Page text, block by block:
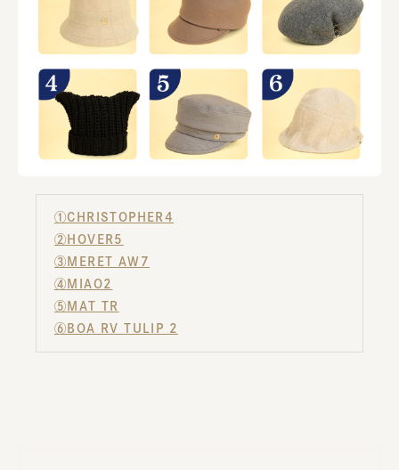
①CHRISTOPHER4
②HOVER5
③MERET AW7
④MIAO2
⑤MAT TR
⑥BOA RV TULIP 2